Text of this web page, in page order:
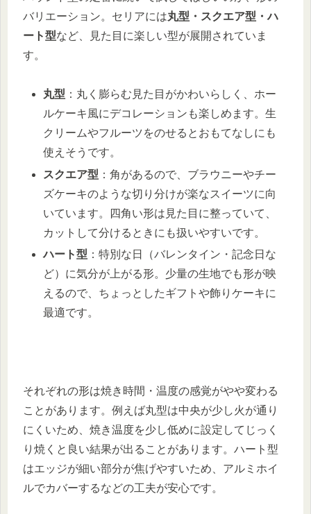
バリエーション。セリアには丸型・スクエア型・ハ
ート型など、見た目に楽しい型が展開されていま
す。
丸型 ：丸く膨らむ見た目がかわいらしく、ホー
ルケーキ風にデコレーションも楽しめます。生
クリームやフルーツをのせるとおもてなしにも
使えそうです。
スクエア型 ：角があるので、ブラウニーやチー
ズケーキのような切り分けが楽なスイーツに向
いています。四角い形は見た目に整っていて、
カットして分けるときにも扱いやすいです。
ハート型 ：特別な日（バレンタイン・記念日な
ど）に気分が上がる形。少量の生地でも形が映
えるので、ちょっとしたギフトや飾りケーキに
最適です。
それぞれの形は焼き時間・温度の感覚がやや変わる
ことがあります。例えば丸型は中央が少し火が通り
にくいため、焼き温度を少し低めに設定してじっく
り焼くと良い結果が出ることがあります。ハート型
はエッジが細い部分が焦げやすいため、アルミホイ
ルでカバーするなどの工夫が安心です。